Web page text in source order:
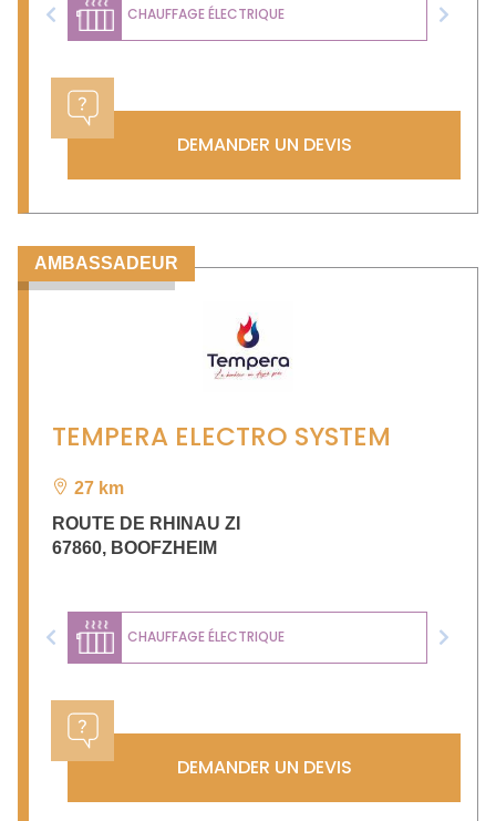
CHAUFFAGE ÉLECTRIQUE
Previous Next
DEMANDER UN DEVIS
AMBASSADEUR
TEMPERA ELECTRO SYSTEM
27 km
ROUTE DE RHINAU ZI
67860, BOOFZHEIM
CHAUFFAGE ÉLECTRIQUE
Previous Next
DEMANDER UN DEVIS